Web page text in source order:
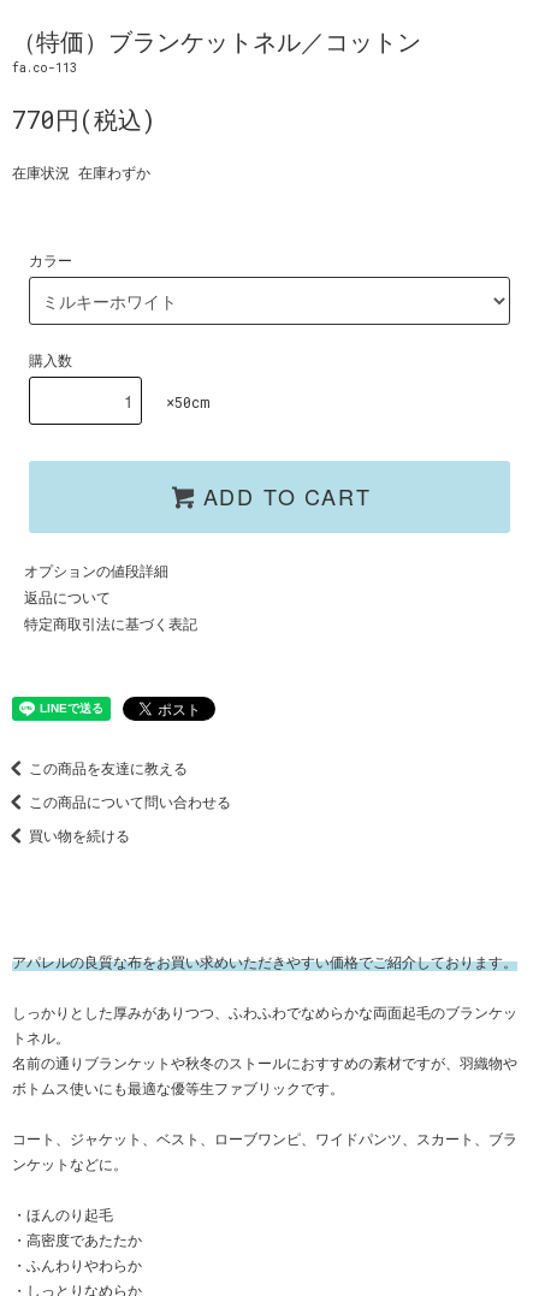
（特価）ブランケットネル／コットン
fa.co-113
770円(税込)
在庫状況 在庫わずか
カラー
購入数
×50cm
ADD TO CART
オプションの値段詳細
返品について
特定商取引法に基づく表記
この商品を友達に教える
この商品について問い合わせる
買い物を続ける
アパレルの良質な布をお買い求めいただきやすい価格でご紹介しております。
しっかりとした厚みがありつつ、ふわふわでなめらかな両面起毛のブランケッ
トネル。
名前の通りブランケットや秋冬のストールにおすすめの素材ですが、羽織物や
ボトムス使いにも最適な優等生ファブリックです。
コート、ジャケット、ベスト、ローブワンピ、ワイドパンツ、スカート、ブラ
ンケットなどに。
・ほんのり起毛
・高密度であたたか
・ふんわりやわらか
・しっとりなめらか